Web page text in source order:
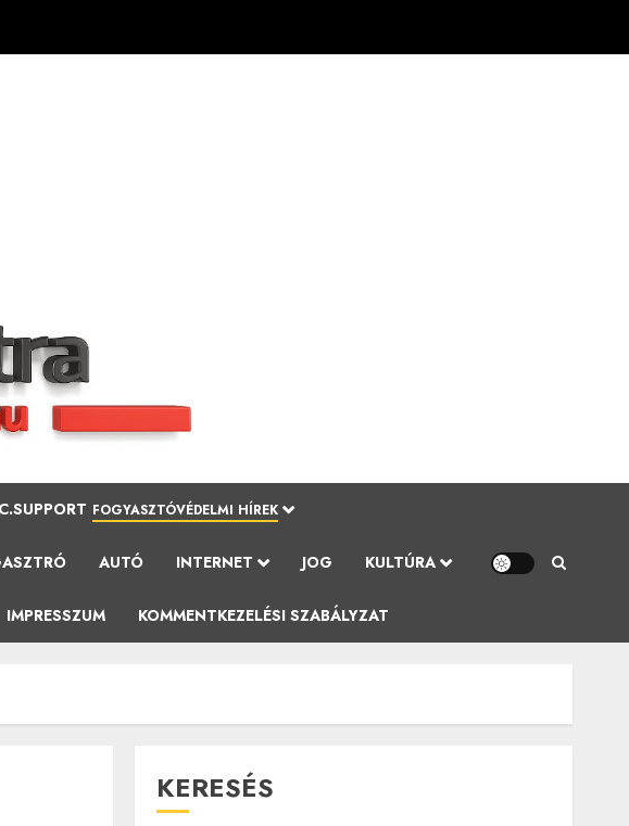
FOGYASZTÓVÉDELMI HÍREK
AUTÓ INTERNET JOG KULTÚRA
IMPRESSZUM KOMMENTKEZELÉSI SZABÁLYZAT
KERESÉS